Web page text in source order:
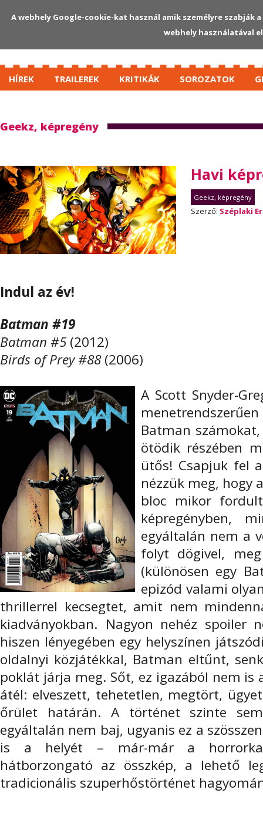
HÍREK TRAILEREK KRITIKÁK SOROZATOK
Geekz, képregény
Havi
Geekz, képregény
Szerző: Széplaki
Indul az év!
Batman #19
Batman #5 (2012)
Birds of Prey #88(2006)
A Scott Snyder-
Batman
ötödik részében
ütős! Csapjuk fel
nézzük meg, hogy
bloc mikor
képregényben,
egyáltalán nem a
folyt dögivel,
(különösen egy
epizód valami
thrillerrel kecsegtet, amit nem
kiadványokban. Nagyon nehéz spoiler
hiszen lényegében egy helyszínen
oldalnyi közjátékkal, Batman eltűnt,
poklát járja meg. Sőt, ez igazából nem
átél: elveszett, tehetetlen, megtört,
őrület határán. A történet szinte
egyáltalán nem baj, ugyanis ez a
is a helyét – már-már a
hátborzongató az összkép, a lehető
tradicionális szuperhőstörténet
A webhely Google-cookie-kat használ amik személyre
webhely használatával